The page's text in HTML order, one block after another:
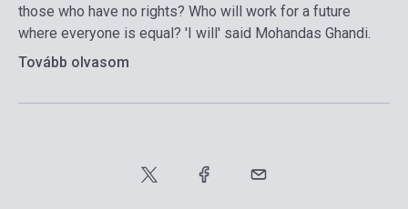
those who have no rights? Who will work for a future
where everyone is equal? 'I will' said Mohandas Ghandi.
Tovább olvasom